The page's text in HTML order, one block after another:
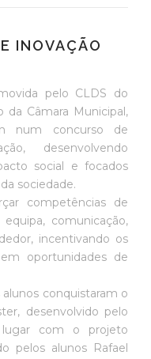
INOVAÇÃO
pelo CLDS do
Câmara Municipal,
num concurso de
desenvolvendo
social e focados
sociedade.
competências de
comunicação,
incentivando os
oportunidades de
conquistaram o
desenvolvido pelo
com o projeto
pelos alunos Rafael